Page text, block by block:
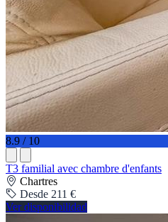
8.9 / 10
T3 familial avec chambre d'enfants
Chartres
Desde 211 €
Ver disponibilidad